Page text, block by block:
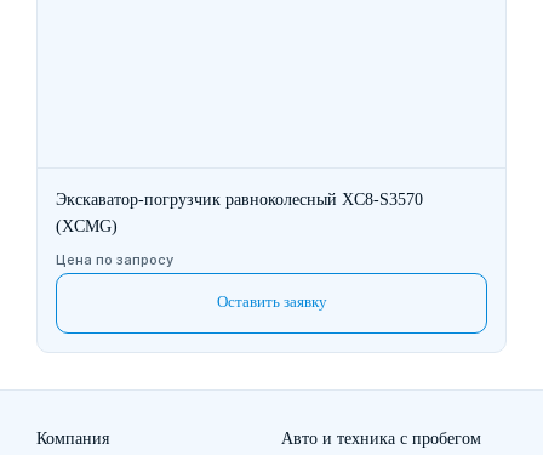
Экскаватор-погрузчик равноколесный XC8-S3570
(XCMG)
Цена по запросу
Оставить заявку
Компания Авто и техника с пробегом